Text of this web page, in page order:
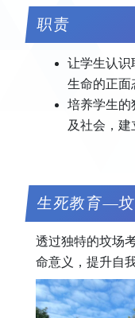
职责
让学生认识
生命的正面
培养学生的
及社会，建
生死教育—
透过独特的坟场
命意义，提升自